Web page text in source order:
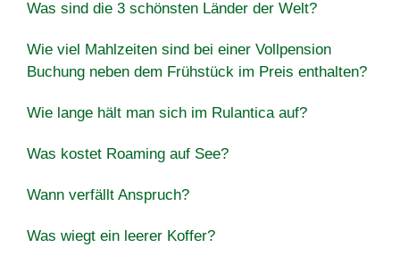
Was sind die 3 schönsten Länder der Welt?
Wie viel Mahlzeiten sind bei einer Vollpension
Buchung neben dem Frühstück im Preis enthalten?
Wie lange hält man sich im Rulantica auf?
Was kostet Roaming auf See?
Wann verfällt Anspruch?
Was wiegt ein leerer Koffer?